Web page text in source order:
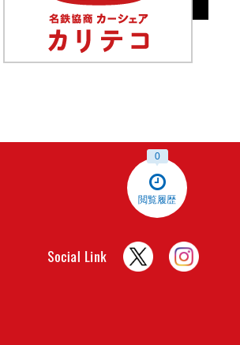
閲覧履歴
0